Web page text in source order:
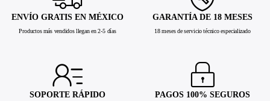
ENVÍO GRATIS EN MÉXICO
Productos más vendidos llegan en 2-5 días
GARANTÍA DE 18 MESES
18 meses de servicio técnico especializado
SOPORTE RÁPIDO PAGOS 100% SEGUROS